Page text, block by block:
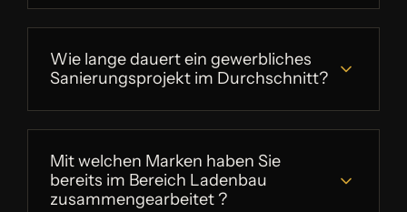
Wie lange dauert ein gewerbliches
Sanierungsprojekt im Durchschnitt?
Mit welchen Marken haben Sie
bereits im Bereich Ladenbau
zusammengearbeitet ?